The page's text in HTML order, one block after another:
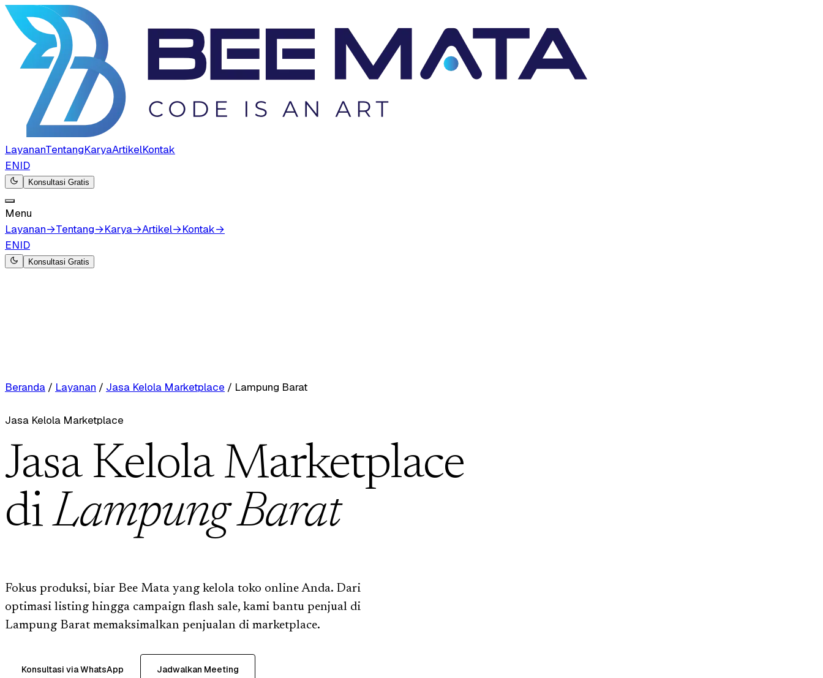
LayananTentangKaryaArtikelKontak
ENID
Konsultasi Gratis
Menu
Layanan→Tentang→Karya→Artikel→Kontak→
ENID
Konsultasi Gratis
Beranda / Layanan / Jasa Kelola Marketplace / Lampung Barat
Jasa Kelola Marketplace
Jasa Kelola Marketplace
diLampung Barat
Fokus produksi, biar Bee Mata yang kelola toko online Anda. Dari
optimasi listing hingga campaign flash sale, kami bantu penjual di
Lampung Barat memaksimalkan penjualan di marketplace.
Konsultasi via WhatsApp Jadwalkan Meeting